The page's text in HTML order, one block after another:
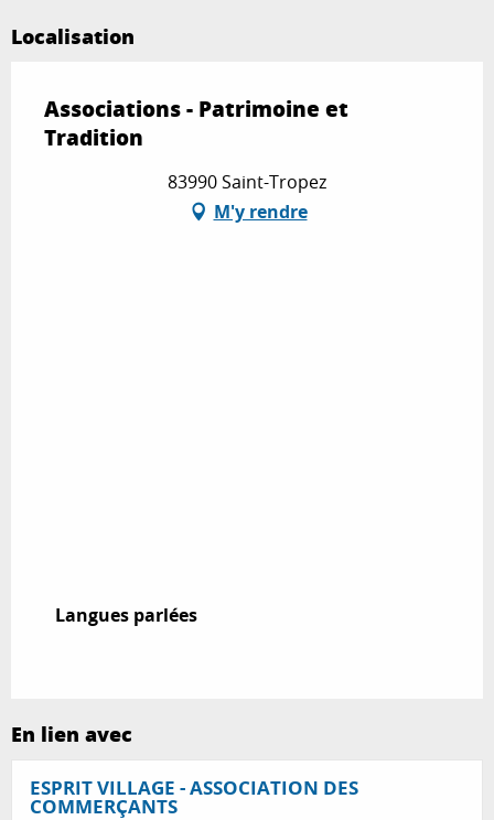
Localisation
Associations - Patrimoine et
Tradition
83990 Saint-Tropez
M'y rendre
Langues parlées
Langues parlées
En lien avec
ESPRIT VILLAGE - ASSOCIATION DES
COMMERÇANTS